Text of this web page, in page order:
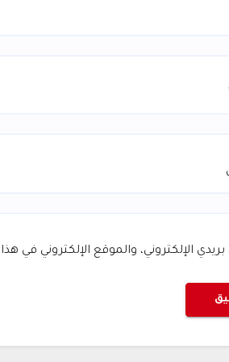
الإلكتروني، والموقع الإلكتروني في